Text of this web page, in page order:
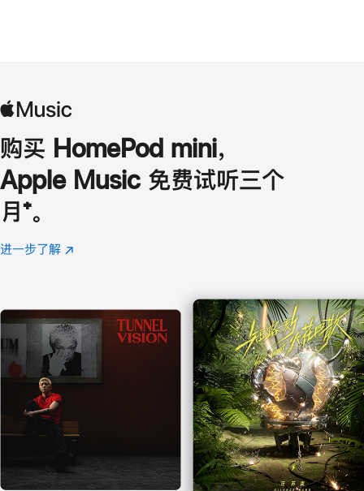
购买 HomePod mini，
Apple Music 免费试听三个
月 脚
注
⁺。
进一步了解 Apple
(在
口
中
打
开)